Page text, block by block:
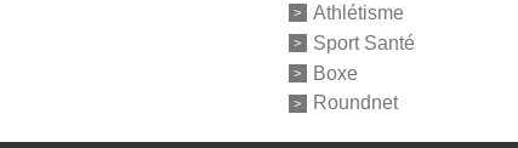
Athlétisme
Sport Santé
Boxe
Roundnet